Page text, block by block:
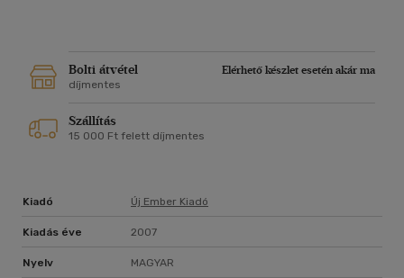
Bolti átvétel
Elérhető készlet esetén akár ma
díjmentes
Szállítás
15 000 Ft felett díjmentes
Kiadó Új Ember Kiadó
Kiadás éve 2007
Nyelv MAGYAR